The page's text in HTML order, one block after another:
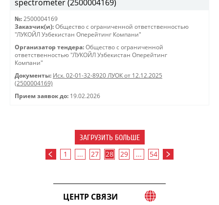
spectrometer (2500004169)
№: 2500004169
Заказчик(и): Общество с ограниченной ответственностью
"ЛУКОЙЛ Узбекистан Оперейтинг Компани"
Организатор тендера: Общество с ограниченной
ответственностью "ЛУКОЙЛ Узбекистан Оперейтинг
Компани"
Документы: Исх. 02-01-32-8920 ЛУОК от 12.12.2025
(2500004169)
Прием заявок до: 19.02.2026
ЗАГРУЗИТЬ БОЛЬШЕ
1 ... 27 28 29 ... 54
ЦЕНТР СВЯЗИ